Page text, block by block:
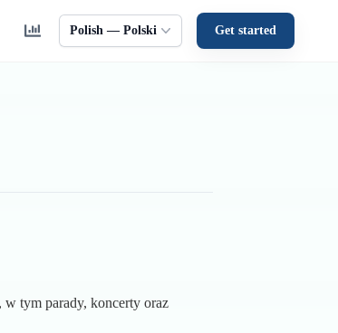
Polish — Polski Get started
tym parady, koncerty oraz